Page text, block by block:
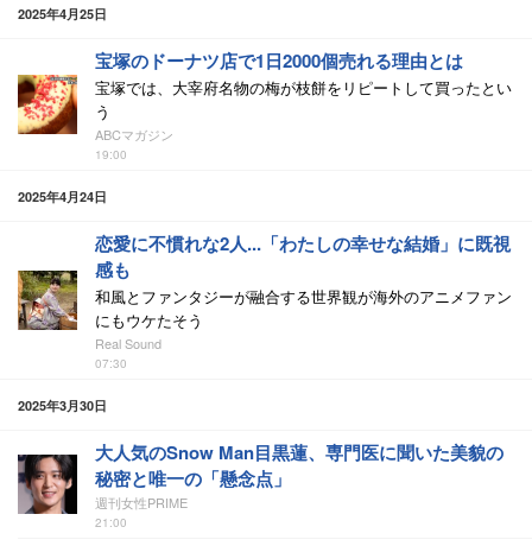
2025年4月25日
宝塚のドーナツ店で1日2000個売れる理由とは
宝塚では、大宰府名物の梅が枝餅をリピートして買ったとい
う
ABCマガジン
19:00
2025年4月24日
恋愛に不慣れな2人...「わたしの幸せな結婚」に既視
感も
和風とファンタジーが融合する世界観が海外のアニメファン
にもウケたそう
Real Sound
07:30
2025年3月30日
大人気のSnow Man目黒蓮、専門医に聞いた美貌の
秘密と唯一の「懸念点」
週刊女性PRIME
21:00